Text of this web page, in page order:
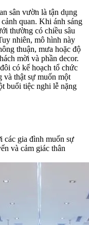
sân vườn là tận dụng
quan. Khi ánh sáng
thường có chiều sâu
nhiên, mô hình này
thuận, mưa hoặc độ
mời và phần decor.
có kế hoạch tổ chức
và thật sự muốn một
buổi tiệc nghi lễ nặng
các gia đình muốn sự
và cảm giác thân